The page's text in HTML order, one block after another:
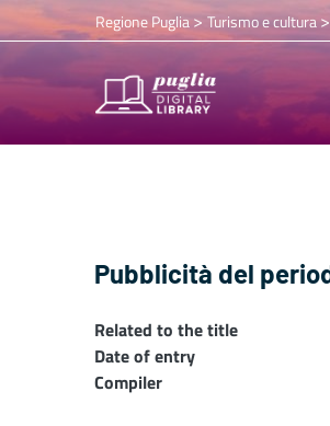
Regione Puglia> Turismo e cultura>
Pubblicità del
Related to the title
Date of entry
Compiler